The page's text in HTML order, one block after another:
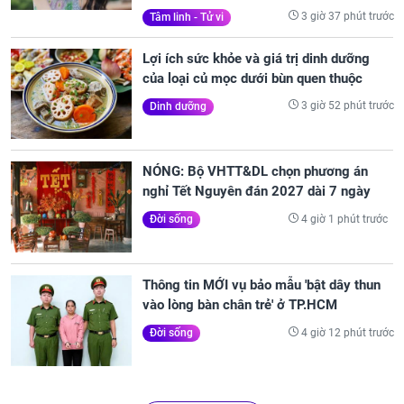
Tâm linh - Tử vi 3 giờ 37 phút trước
Lợi ích sức khỏe và giá trị dinh dưỡng
của loại củ mọc dưới bùn quen thuộc
Dinh dưỡng 3 giờ 52 phút trước
NÓNG: Bộ VHTT&DL chọn phương án
nghỉ Tết Nguyên đán 2027 dài 7 ngày
Đời sống 4 giờ 1 phút trước
Thông tin MỚI vụ bảo mẫu 'bật dây thun
vào lòng bàn chân trẻ' ở TP.HCM
Đời sống 4 giờ 12 phút trước